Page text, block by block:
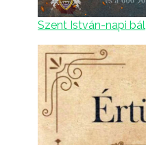
Szent István-napi bál